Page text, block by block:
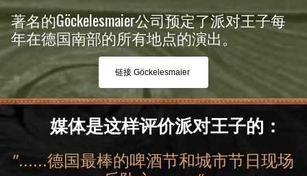
著名的Göckelesmaier公司预定了派对王子每
年在德国南部的所有地点的演出。
链接 Göckelesmaier
媒体是这样评价派对王子的：
”......德国最棒的啤酒节和城市节日现场